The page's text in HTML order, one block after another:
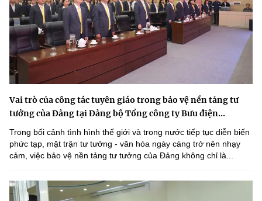
Vai trò của công tác tuyên giáo trong bảo vệ nền tảng tư
tưởng của Đảng tại Đảng bộ Tổng công ty Bưu điện...
Trong bối cảnh tình hình thế giới và trong nước tiếp tục diễn biến
phức tạp, mặt trận tư tưởng - văn hóa ngày càng trở nên nhạy
cảm, việc bảo vệ nền tảng tư tưởng của Đảng không chỉ là...